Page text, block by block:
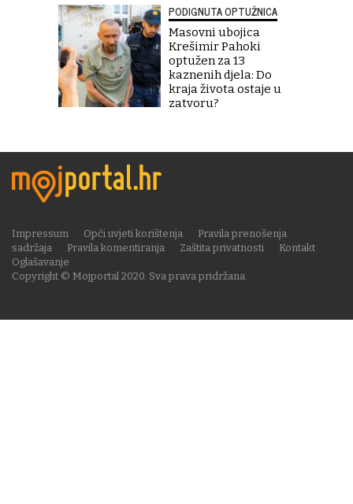
PODIGNUTA OPTUŽNICA
Masovni ubojica
Krešimir Pahoki
optužen za 13
kaznenih djela: Do
kraja života ostaje u
zatvoru?
Copyright © Mojportal 2020. Sva prava pridržana.
Impressum Opći uvjeti korištenja
Pravila prenošenja
sadržaja
Pravila komentiranja Zaštita privatnosti
Kontakt
Oglašavanje